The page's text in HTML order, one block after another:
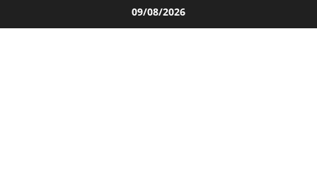
al
09/08/2026